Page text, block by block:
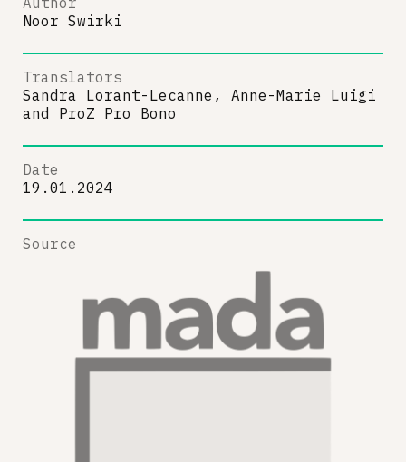
Noor Swirki
Translators
Sandra Lorant-Lecanne, Anne-Marie Luigi
and ProZ Pro Bono
Date
19.01.2024
Source